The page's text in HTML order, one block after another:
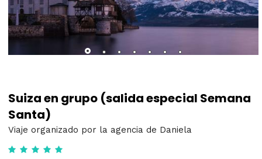
Suiza en grupo (salida especial Semana
Santa)
Viaje organizado por la agencia de Daniela